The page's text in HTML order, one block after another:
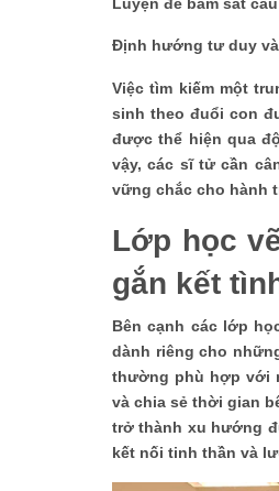
Định hướng tư duy
Việc tìm kiếm một
sinh theo đuổi con
được thể hiện qua
vậy, các sĩ tử cần
vững chắc cho hành
Lớp học
gắn kết
Bên cạnh các lớp
dành riêng cho
thường phù hợp với
và chia sẻ thời gian
trở thành xu hướng
kết nối tinh thần và